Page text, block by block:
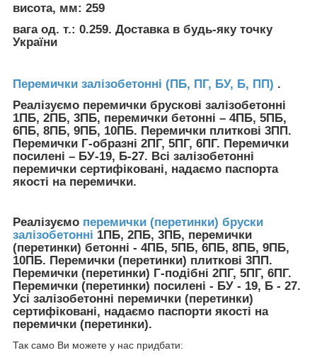
висота, мм: 259
вага од. т.: 0.259. Доставка в будь-яку точку
України
Перемички залізобетонні (ПБ, ПГ, БУ, Б, ПП) .
Реалізуємо перемички брускові залізобетонні
1ПБ, 2ПБ, 3ПБ, перемички бетонні – 4ПБ, 5ПБ,
6ПБ, 8ПБ, 9ПБ, 10ПБ. Перемички плиткові 3ПП.
Перемички Г-образні 2ПГ, 5ПГ, 6ПГ. Перемички
посилені – БУ-19, Б-27. Всі залізобетонні
перемички сертифіковані, надаємо паспорта
якості на перемички.
Реалізуємо перемички (перетинки) бруски
залізобетонні 1ПБ, 2ПБ, 3ПБ, перемички
(перетинки) бетонні - 4ПБ, 5ПБ, 6ПБ, 8ПБ, 9ПБ,
10ПБ. Перемички (перетинки) плиткові 3ПП.
Перемички (перетинки) Г-подібні 2ПГ, 5ПГ, 6ПГ.
Перемички (перетинки) посилені - БУ - 19, Б - 27.
Усі залізобетонні перемички (перетинки)
сертифіковані, надаємо паспорти якості на
перемички (перетинки).
Так само Ви можете у нас придбати: